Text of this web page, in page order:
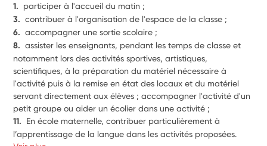
1. participer à l'accueil du matin ;
3. contribuer à l'organisation de l'espace de la classe ;
6. accompagner une sortie scolaire ;
8. assister les enseignants, pendant les temps de classe et
notamment lors des activités sportives, artistiques,
scientifiques, à la préparation du matériel nécessaire à
l'activité puis à la remise en état des locaux et du matériel
servant directement aux élèves ; accompagner l'activité d'un
petit groupe ou aider un écolier dans une activité ;
11. En école maternelle, contribuer particulièrement à